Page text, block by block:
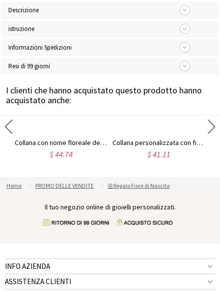
Descrizione
istruzione
Informazioni Spedizioni
Resi di 99 giorni
I clienti che hanno acquistato questo prodotto hanno
acquistato anche:
Collana con nome floreale delicato con fiore della nascita
$ 44.74
Collana personalizzata con fiori di nascita
$ 41.11
Home PROMO DELLE VENDITE 🌼Regalo Fiore di Nascita
Il tuo negozio online di gioielli personalizzati.
INFO AZIENDA
ASSISTENZA CLIENTI